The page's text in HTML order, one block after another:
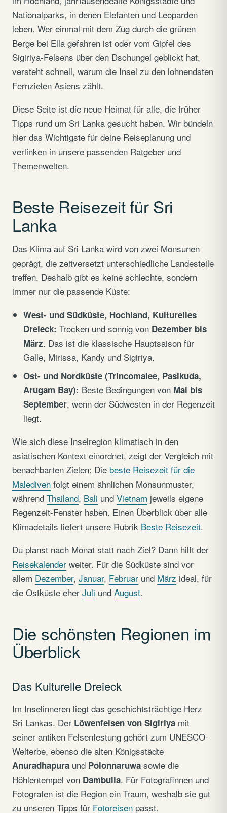
Nationalparks, in denen Elefanten und Leoparden
leben. Wer einmal mit dem Zug durch die grünen
Berge bei Ella gefahren ist oder vom Gipfel des
Sigiriya-Felsens über den Dschungel geblickt hat,
versteht schnell, warum die Insel zu den lohnendsten
Fernzielen Asiens zählt.
Diese Seite ist die neue Heimat für alle, die früher
Tipps rund um Sri Lanka gesucht haben. Wir bündeln
hier das Wichtigste für deine Reiseplanung und
verlinken in unsere passenden Ratgeber und
Themenwelten.
Beste Reisezeit für Sri
Lanka
Das Klima auf Sri Lanka wird von zwei Monsunen
geprägt, die zeitversetzt unterschiedliche Landesteile
treffen. Deshalb gibt es keine schlechte, sondern
immer nur die passende Küste:
West- und Südküste, Hochland, Kulturelles
Dreieck: Trocken und sonnig von Dezember bis
März. Das ist die klassische Hauptsaison für
Galle, Mirissa, Kandy und Sigiriya.
Ost- und Nordküste (Trincomalee, Pasikuda,
Arugam Bay): Beste Bedingungen von Mai bis
September, wenn der Südwesten in der Regenzeit
liegt.
Wie sich diese Inselregion klimatisch in den
asiatischen Kontext einordnet, zeigt der Vergleich mit
benachbarten Zielen: Die beste Reisezeit für die
Malediven folgt einem ähnlichen Monsunmuster,
während Thailand, Bali und Vietnam jeweils eigene
Regenzeit-Fenster haben. Einen Überblick über alle
Klimadetails liefert unsere Rubrik Beste Reisezeit.
Du planst nach Monat statt nach Ziel? Dann hilft der
Reisekalender weiter. Für die Südküste sind vor
allem Dezember, Januar, Februar und März ideal, für
die Ostküste eher Juli und August.
Die schönsten Regionen im
Überblick
Das Kulturelle Dreieck
Im Inselinneren liegt das geschichtsträchtige Herz
Sri Lankas. Der Löwenfelsen von Sigiriya mit
seiner antiken Felsenfestung gehört zum UNESCO-
Welterbe, ebenso die alten Königsstädte
Anuradhapura und Polonnaruwa sowie die
Höhlentempel von Dambulla. Für Fotografinnen und
Fotografen ist die Region ein Traum, weshalb sie gut
zu unseren Tipps für Fotoreisen passt.